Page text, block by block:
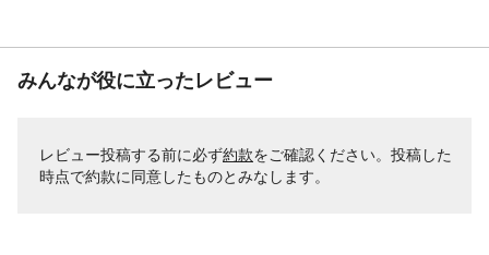
みんなが役に立ったレビュー
レビュー投稿する前に必ず約款をご確認ください。投稿した
時点で約款に同意したものとみなします。